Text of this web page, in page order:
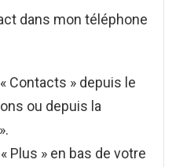
dans mon téléphone
Contacts » depuis le
ou depuis la
Plus » en bas de votre